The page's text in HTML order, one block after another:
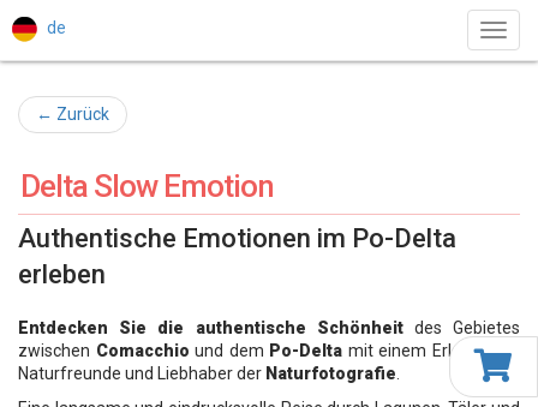
de
← Zurück
Delta Slow Emotion
Authentische Emotionen im Po-Delta
erleben
Entdecken Sie die authentische Schönheitdes Gebietes
zwischen Comacchio und dem Po-Delta mit einem Erlebnis für
Naturfreunde und Liebhaber der Naturfotografie